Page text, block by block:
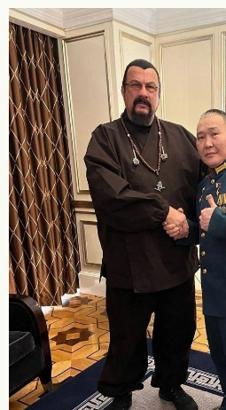
✅ Воспаленные активисты и
принялись шипеть в нижнем
Требуют воевать до победы. Нет,
может, потому, что за три года
целая прослойка людей, которые от
них конец войны – это конец
чтобы война длилась
✅ Мне кажется, победа для нас – это
закреплении того, что мы могли
состоянием армии, общества,
на начало 2022 года. Давайте по-
объединенной экономической,
объединенной Европы и США,
отмороженными, накаченными
мы устояли, да не только устояли,
мира объединенному Западу.
переговорах участвовали Европа
нового мира рисуют на двоих
роль остальных стран заметно
начинают суетливо предлагать
означает, что Россия не просто
держав. Она вошла в абсолютный